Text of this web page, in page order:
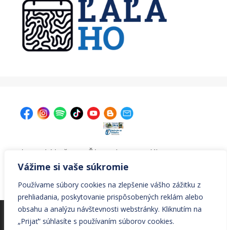
Vážime si vaše súkromie
Používame súbory cookies na zlepšenie vášho zážitku z
prehliadania, poskytovanie prispôsobených reklám alebo
obsahu a analýzu návštevnosti webstránky. Kliknutím na
„Prijať“ súhlasíte s používaním súborov cookies.
| Krajská knižnica v Žiline, Ul. A. Bernoláka 47, 011 77
Žilina | kniznica@krajskakniznicazilina.sk
041/7233090 |
© Všetky práva vyhradené Krajská knižnica v Žiline